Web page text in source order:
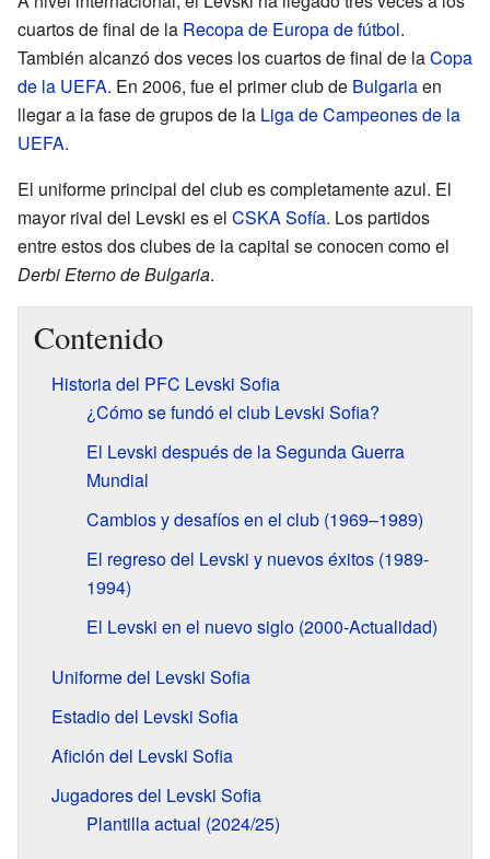
cuartos de final de la Recopa de Europa de fútbol.
También alcanzó dos veces los cuartos de final de laCopa
de la UEFA. En 2006, fue el primer club de Bulgariaen
llegar a la fase de grupos de la Liga de Campeones de la
UEFA.
El uniforme principal del club es completamente azul. El
mayor rival del Levski es el CSKA Sofía. Los partidos
entre estos dos clubes de la capital se conocen como el
Derbi Eterno de Bulgaria.
Contenido
Historia del PFC Levski Sofia
¿Cómo se fundó el club Levski Sofia?
El Levski después de la Segunda Guerra
Mundial
Cambios y desafíos en el club (1969–1989)
El regreso del Levski y nuevos éxitos (1989-
1994)
El Levski en el nuevo siglo (2000-Actualidad)
Uniforme del Levski Sofia
Estadio del Levski Sofia
Afición del Levski Sofia
Jugadores del Levski Sofia
Plantilla actual (2024/25)